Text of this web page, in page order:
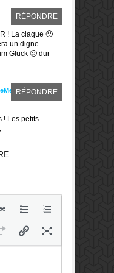
RÉPONDRE
! La claque 🙂
un digne
Glück 🙂 dur
RÉPONDRE
! Les petits